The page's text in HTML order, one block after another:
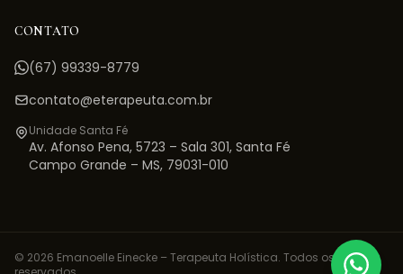
CONTATO
(67) 99339-8779
contato@eterapeuta.com.br
Unidade Santa Fé
Av. Afonso Pena, 5723 – Sala 301, Santa Fé
Campo Grande – MS, 79031-010
© 2026 Emanoelle Einecke – Terapeuta Holística. Todos os direitos